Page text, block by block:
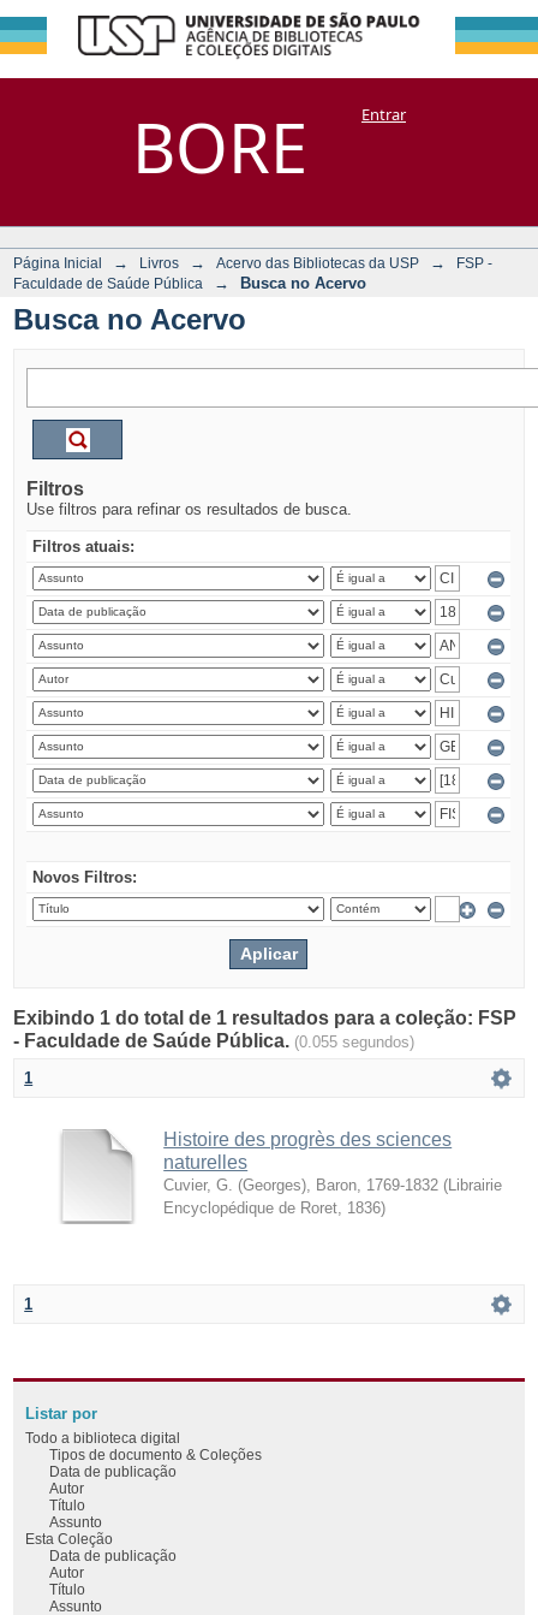
BORE
Busca no Acervo
DSpace/Manakin + CoriscoEntrar
Página Inicial → Livros → Acervo das Bibliotecas da USP →
FSP -
Faculdade de Saúde Pública
→ Busca no Acervo
Busca no Acervo
Filtros
Use filtros para refinar os resultados de busca.
Filtros atuais:
Novos Filtros:
Exibindo 1 do total de 1 resultados para a coleção: FSP
- Faculdade de Saúde Pública. (0.055 segundos)
1
Histoire des progrès des sciences
naturelles
Cuvier, G. (Georges), Baron, 1769-1832 ( Librairie
Encyclopédique de Roret 1836)
1
Listar por
Todo a biblioteca digital
Tipos de documento & Coleções
Data de publicação
Autor
Título
Assunto
Esta Coleção
Data de publicação
Autor
Título
Assunto